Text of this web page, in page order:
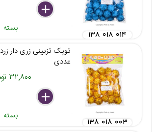
delete
remove
add
بسته
۱۳۸ ۰۱۸ ۰۱۴
عددی
۳۲,۸۰۰ تومان
delete
remove
add
بسته
۱۳۸ ۰۱۸ ۰۰۳